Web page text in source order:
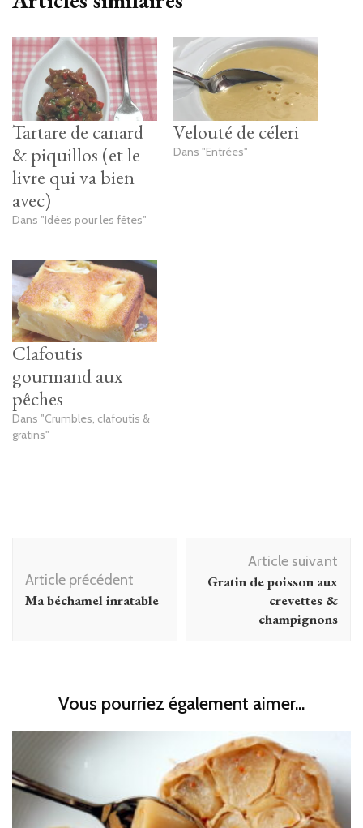
Tartare de canard
& piquillos (et le
livre qui va bien
avec)
Dans "Idées pour les fêtes"
Velouté de céleri
Dans "Entrées"
Clafoutis
gourmand aux
pêches
Dans "Crumbles, clafoutis &
gratins"
d'article
Article précédent
Ma béchamel inratable
Article suivant
Gratin de poisson aux
crevettes &
champignons
Vous pourriez également aimer...